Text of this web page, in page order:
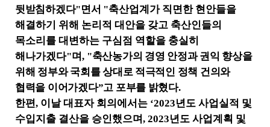
뒷받침하겠다"면서 "축산업계가 직면한 현안들을
해결하기 위해 논리적 대안을 갖고 축산인들의
목소리를 대변하는 구심점 역할을 충실히
해나가겠다"며, "축산농가의 경영 안정과 권익 향상을
위해 정부와 국회를 상대로 적극적인 정책 건의와
협력을 이어가겠다”고 포부를 밝혔다.
한편, 이날 대표자 회의에서는 ‘2023년도 사업실적 및
수입지출 결산을 승인했으며, 2023년도 사업계획 및